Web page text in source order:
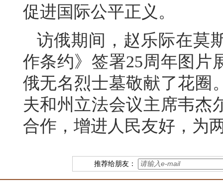
促进国际公平正义。
访俄期间，赵乐际在莫
作条约》签署25周年图片
俄无名烈士墓敬献了花圈
夫和州立法会议主席韦杰
合作，增进人民友好，为
推荐给朋友：